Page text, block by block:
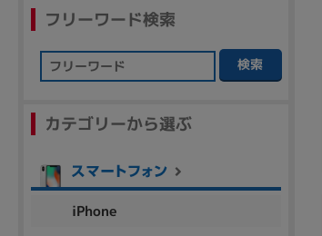
フリーワード検索
検索
カテゴリーから選ぶ
iPhone
除外ワード
人気の検索ワード：Let's note EliteBook